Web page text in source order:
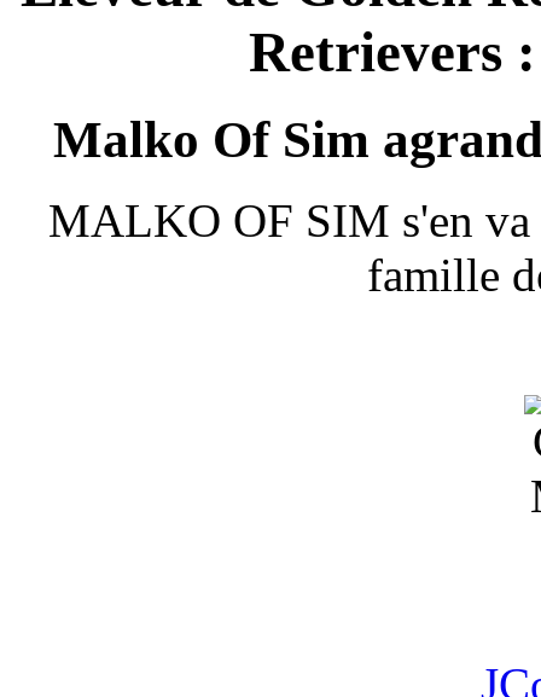
Retrievers
Malko Of Sim
MALKO OF SIM s'en
famille